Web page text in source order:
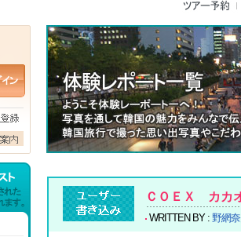
ＣＯＥＸ カカ
WRITTEN BY : 野網